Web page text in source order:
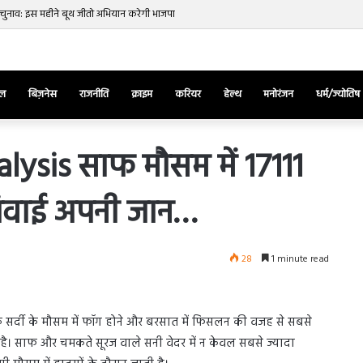
इस महीने बूथ जीतो अभियान करेगी भाजपा
बिज़नेस राजनीति क्राइम करियर हेल्थ मनोरंजन धर्म/ज्योतिष
साफ मौसम में 17111
अपनी जान…
28 1 minute read
सर्दी के मौसम में फॉग होने और बरसात में फिसलन की वजह से सबसे
है। साफ और चमकते सूरज वाले सनी वेदर में न केवल सबसे ज्यादा
की भिड़ंत,
दिलैक का
तुर्किए
पर
पिकाचू,
तुर्किए में राष्ट्रपति एर्दोगान के खिलाफ सड़क
पर उतरा पिकाचू, भागते हुए आया नजर, देंखे
वीडियो…